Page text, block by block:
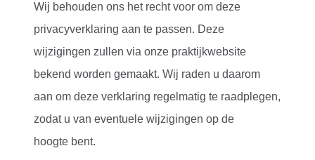
Wij behouden ons het recht voor om deze
privacyverklaring aan te passen. Deze
wijzigingen zullen via onze praktijkwebsite
bekend worden gemaakt. Wij raden u daarom
aan om deze verklaring regelmatig te raadplegen,
zodat u van eventuele wijzigingen op de
hoogte bent.